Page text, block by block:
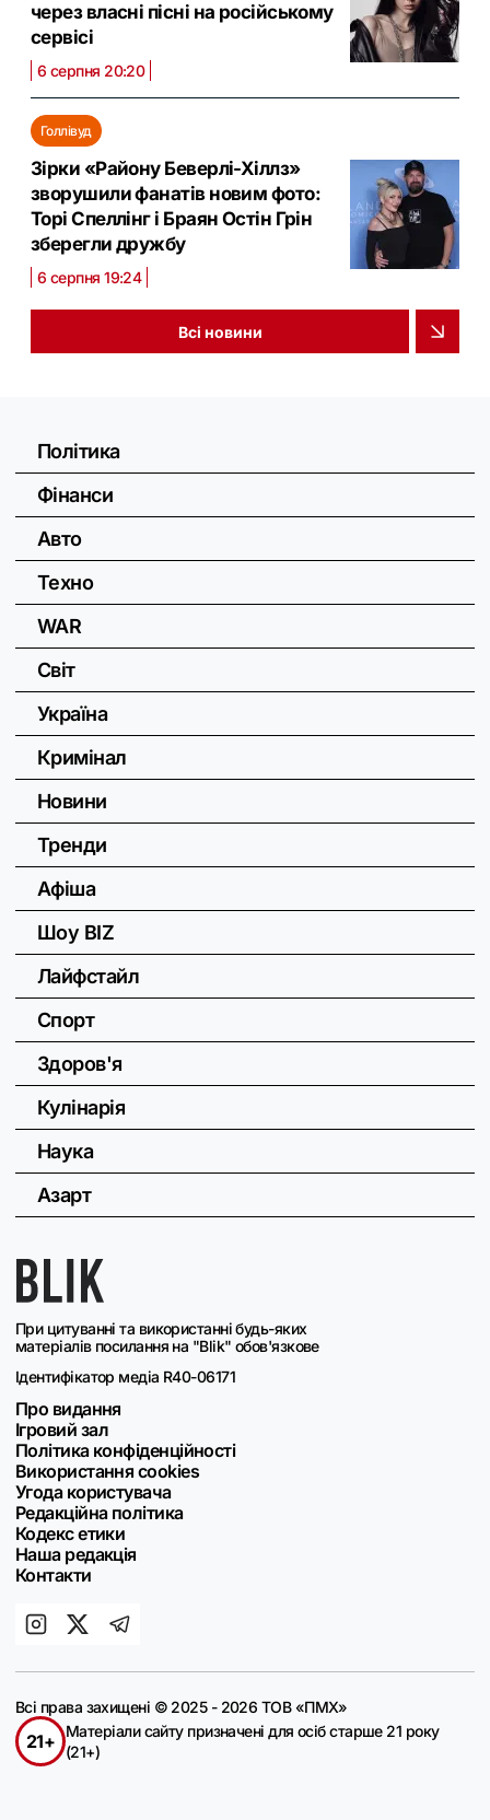
через власні пісні на російському
сервісі
6 серпня 20:20
Голлівуд
Зірки «Району Беверлі-Хіллз»
зворушили фанатів новим фото:
Торі Спеллінг і Браян Остін Грін
зберегли дружбу
6 серпня 19:24
Всі новини
При цитуванні та використанні будь-яких
матеріалів посилання на "Blik" обов'язкове
Ідентифікатор медіа R40-06171
Про видання
Ігровий зал
Політика конфіденційності
Використання cookies
Угода користувача
Редакційна політика
Кодекс етики
Наша редакція
Контакти
Політика
Фінанси
Авто
Техно
WAR
Світ
Україна
Кримінал
Новини
Тренди
Афіша
Шоу BIZ
Лайфстайл
Спорт
Здоров'я
Кулінарія
Наука
Азарт
Всі права захищені © 2025 - 2026 ТОВ «ПМХ»
21+
Матеріали сайту призначені для осіб старше 21 року
(21+)